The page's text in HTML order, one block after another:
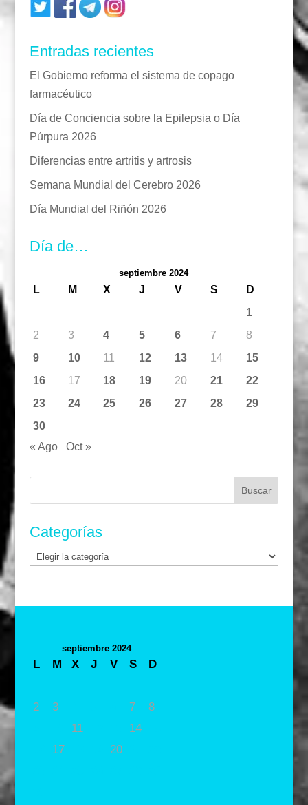
Entradas recientes
El Gobierno reforma el sistema de copago
farmacéutico
Día de Conciencia sobre la Epilepsia o Día
Púrpura 2026
Diferencias entre artritis y artrosis
Semana Mundial del Cerebro 2026
Día Mundial del Riñón 2026
Día de…
septiembre 2024
L M X J V S
D
1
2
3 4 5 6 7
8
9
10 11 12 13 14
15
16
17 18 19 20 21
22
23
24 25 26 27 28
29
30
« Ago
Oct »
Buscar:
Categorías
Categorías
septiembre 2024
L M X J V S
D
2
3 7
8
11 14
17 20